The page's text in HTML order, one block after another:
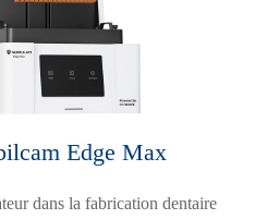
Edge Max
dans la fabrication dentaire